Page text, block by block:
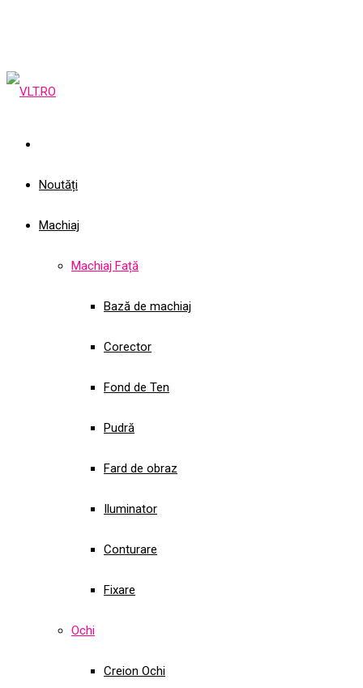
Noutăți
Machiaj
Machiaj Față
Bază de machiaj
Corector
Fond de Ten
Pudră
Fard de obraz
Iluminator
Conturare
Fixare
Ochi
Creion Ochi